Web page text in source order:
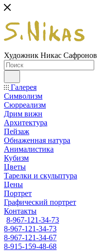
Художник Никас Сафронов
Галерея
Символизм
Сюрреализм
Дрим вижн
Архитектура
Пейзаж
Обнаженная натура
Анималистика
Кубизм
Цветы
Тарелки и скульптура
Цены
Портрет
Графический портрет
Контакты
8-967-121-34-73
8-967-121-34-73
8-967-121-34-67
8-915-159-48-68